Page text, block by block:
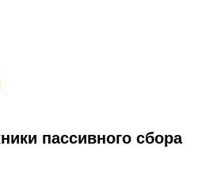
пассивного сбора